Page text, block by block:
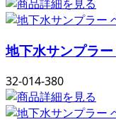
地下水サンプラ
32-014-380